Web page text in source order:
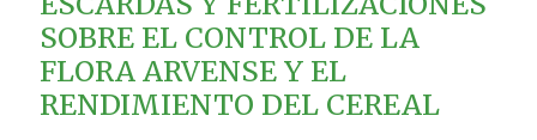
SOBRE EL CONTROL DE LA
FLORA ARVENSE Y EL
RENDIMIENTO DEL CEREAL